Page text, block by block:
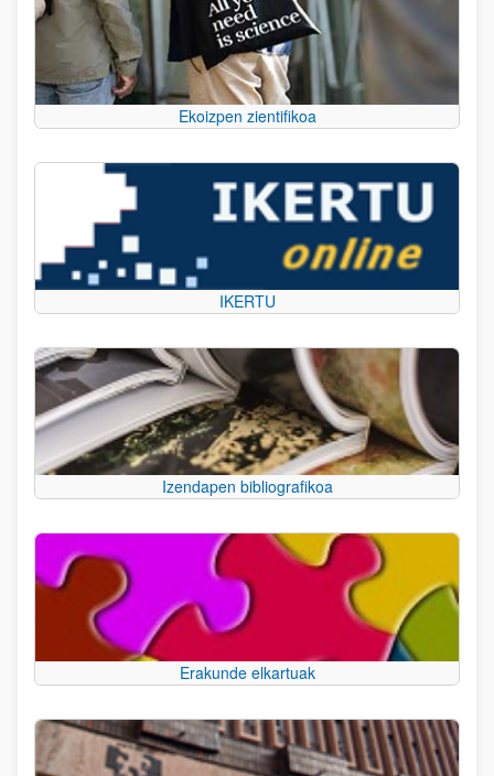
Ekoizpen zientifikoa
IKERTU
Izendapen bibliografikoa
Erakunde elkartuak